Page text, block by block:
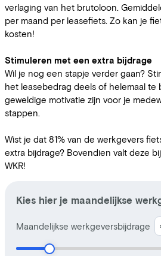
verlaging van het brutoloon.
per maand per leasefiets. Zo kan je
kosten!
Stimuleren met een extra bijdrage
Wil je nog een stapje verder gaan?
het leasebedrag deels of helemaal te
geweldige motivatie zijn voor je
stappen.
Wist je dat 81% van de werkgevers
extra bijdrage? Bovendien valt deze
WKR!